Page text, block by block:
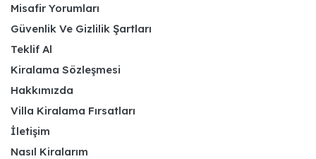
Misafir Yorumları
Güvenlik Ve Gizlilik Şartları
Teklif Al
Kiralama Sözleşmesi
Hakkımızda
Villa Kiralama Fırsatları
İletişim
Nasıl Kiralarım